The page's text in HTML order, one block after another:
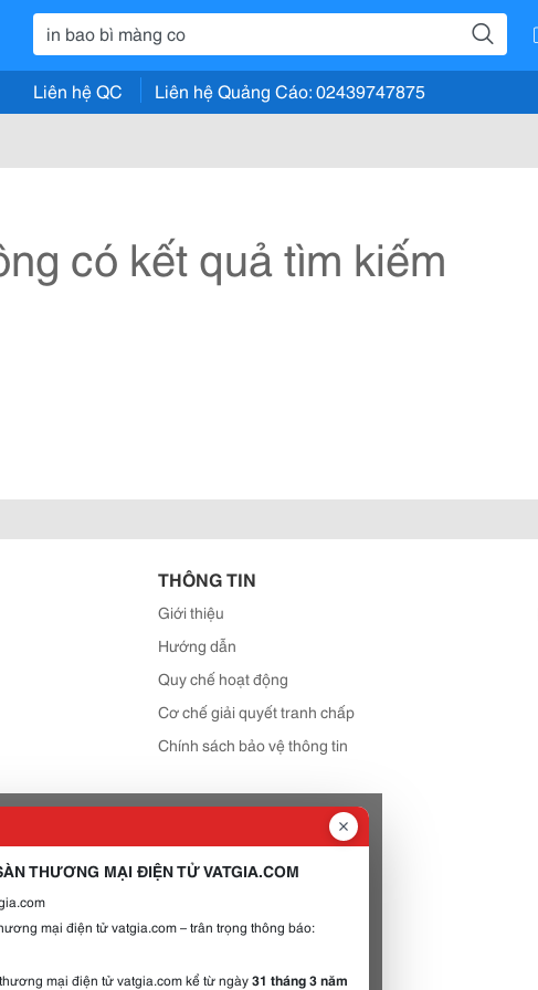
Liên hệ QC Liên hệ Quảng Cáo: 02439747875
có kết quả tìm kiếm
THÔNG TIN
Giới thiệu
Hướng dẫn
Quy chế hoạt động
Cơ chế giải quyết tranh chấp
Chính sách bảo vệ thông tin
THƯƠNG MẠI ĐIỆN TỬ VATGIA.COM
mại điện tử vatgia.com – trân trọng thông báo:
mại điện tử vatgia.com kể từ ngày31 tháng 3 năm